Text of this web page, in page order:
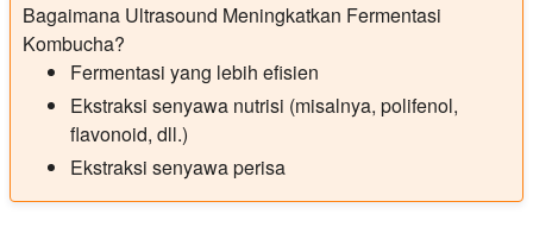
Bagaimana Ultrasound Meningkatkan Fermentasi
Kombucha?
Fermentasi yang lebih efisien
Ekstraksi senyawa nutrisi (misalnya, polifenol,
flavonoid, dll.)
Ekstraksi senyawa perisa